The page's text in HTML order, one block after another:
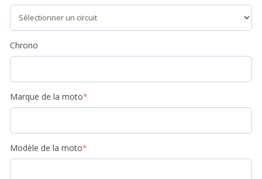
Chrono
Marque de la moto*
Modèle de la moto*